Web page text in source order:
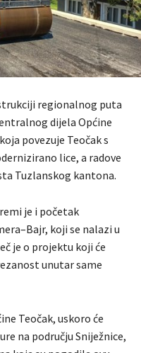
regionalnog puta
dijela Općine
povezuje Teočak s
lice, a radove
Tuzlanskog kantona.
je i početak
koji se nalazi u
je o projektu koji će
unutar same
Teočak, uskoro će
na području Sniježnice,